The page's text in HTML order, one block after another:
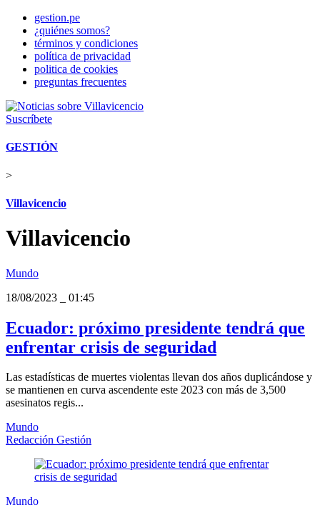
gestion.pe
¿quiénes somos?
términos y condiciones
política de privacidad
politica de cookies
preguntas frecuentes
Suscríbete
GESTIÓN
>
Villavicencio
Villavicencio
Mundo
18/08/2023
01:45
Ecuador: próximo presidente tendrá que
enfrentar crisis de seguridad
Las estadísticas de muertes violentas llevan dos años duplicándose y
se mantienen en curva ascendente este 2023 con más de 3,500
asesinatos regis...
Mundo
Redacción Gestión
Mundo